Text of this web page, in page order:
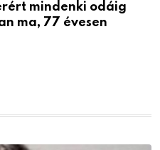
mindenki odáig
ma, 77 évesen